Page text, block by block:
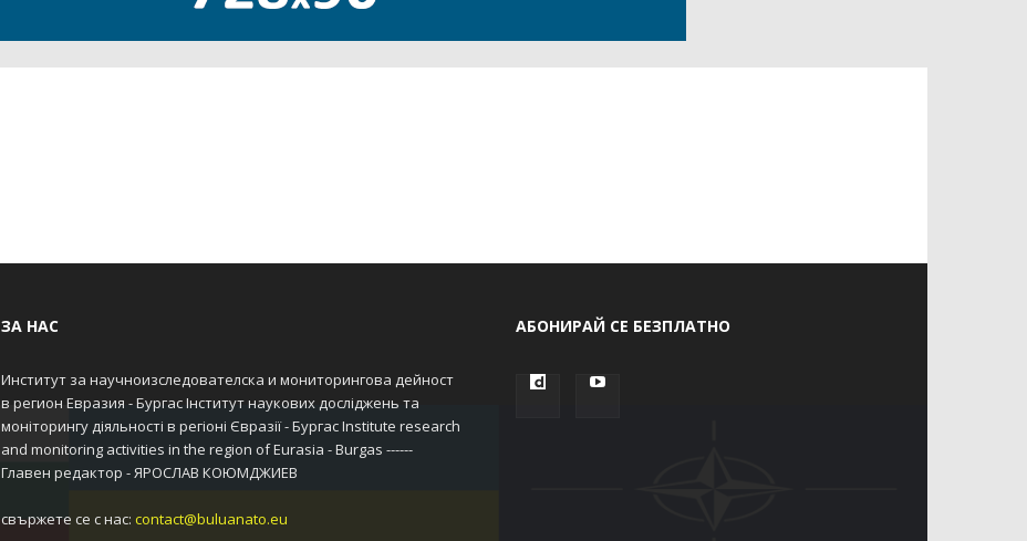
ЗА НАС
Институт за научноизследователска и мониторингова дейност
в регион Евразия - Бургас Інститут наукових досліджень та
моніторингу діяльності в регіоні Євразії - Бургас Institute research
and monitoring activities in the region of Eurasia - Burgas ------
Главен редактор - ЯРОСЛАВ КОЮМДЖИЕВ
свържете се с нас: contact@buluanato.eu
АБОНИРАЙ СЕ БЕЗПЛАТНО